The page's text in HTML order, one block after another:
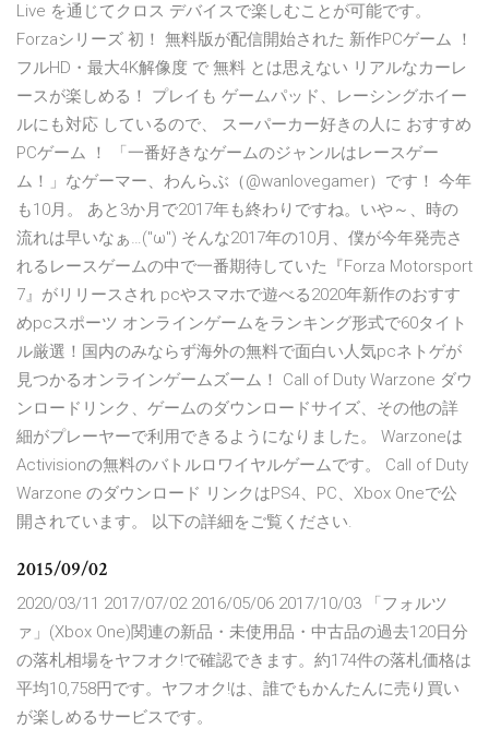
Live を通じてクロス デバイスで楽しむことが可能です。
Forzaシリーズ 初！ 無料版が配信開始された 新作PCゲーム ！
フルHD・最大4K解像度 で 無料 とは思えない リアルなカーレ
ースが楽しめる！ プレイも ゲームパッド、レーシングホイー
ルにも対応 しているので、 スーパーカー好きの人に おすすめ
PCゲーム ！ 「一番好きなゲームのジャンルはレースゲー
ム！」なゲーマー、わんらぶ（@wanlovegamer）です！ 今年
も10月。 あと3か月で2017年も終わりですね。いや～、時の
流れは早いなぁ…(''ω'') そんな2017年の10月、僕が今年発売さ
れるレースゲームの中で一番期待していた『Forza Motorsport
7』がリリースされ pcやスマホで遊べる2020年新作のおすす
めpcスポーツ オンラインゲームをランキング形式で60タイト
ル厳選！国内のみならず海外の無料で面白い人気pcネトゲが
見つかるオンラインゲームズーム！ Call of Duty Warzone ダウ
ンロードリンク、ゲームのダウンロードサイズ、その他の詳
細がプレーヤーで利用できるようになりました。 Warzoneは
Activisionの無料のバトルロワイヤルゲームです。 Call of Duty
Warzone のダウンロード リンクはPS4、PC、Xbox Oneで公
開されています。 以下の詳細をご覧ください.
2015/09/02
2020/03/11 2017/07/02 2016/05/06 2017/10/03 「フォルツ
ァ」(Xbox One)関連の新品・未使用品・中古品の過去120日分
の落札相場をヤフオク!で確認できます。約174件の落札価格は
平均10,758円です。ヤフオク!は、誰でもかんたんに売り買い
が楽しめるサービスです。